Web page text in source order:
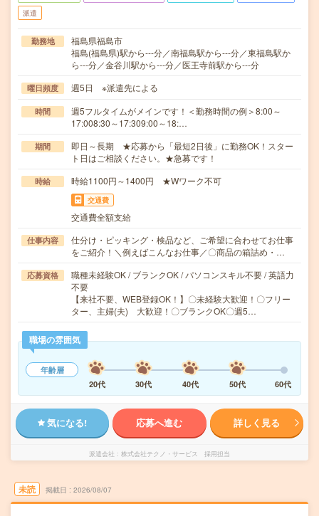
派遣
勤務地
福島県福島市
福島(福島県)駅から---分／南福島駅から---分／東福島駅か
ら---分／金谷川駅から---分／医王寺前駅から---分
曜日頻度 週5日 ※派遣先による
時間
週5フルタイムがメインです！＜勤務時間の例＞8:00～
17:008:30～17:309:00～18:…
期間
即日～長期 ★応募から「最短2日後」に勤務OK！スター
ト日はご相談ください。★急募です！
時給 時給1100円～1400円 ★Wワーク不可
交通費
交通費全額支給
仕事内容
仕分け・ピッキング・検品など、ご希望に合わせてお仕事
をご紹介！＼例えばこんなお仕事／〇商品の箱詰め・…
応募資格
職種未経験OK / ブランクOK / パソコンスキル不要 / 英語力
不要
【来社不要、WEB登録OK！】〇未経験大歓迎！〇フリー
ター、主婦(夫) 大歓迎！〇ブランクOK〇週5…
職場の雰囲気
年齢層
20代
30代 40代 50代 60代
気になる! 応募へ進む 詳しく見る
派遣会社 株式会社テクノ・サービス 採用担当
未読 掲載日 2026/08/07